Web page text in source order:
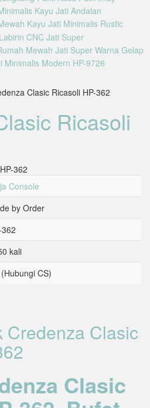
Clasic Ricasoli HP-362
Ricasoli
Console
by Order
362
kali
CS)
Credenza Clasic
Clasic